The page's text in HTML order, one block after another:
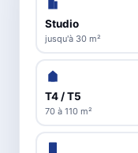
Studio
jusqu'à 30 m²
T4 / T5
70 à 110 m²